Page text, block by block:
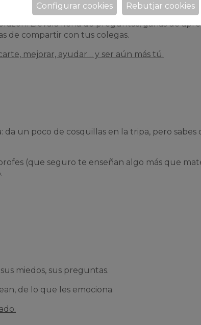
Llévala llena de preguntas, ganas de
de compartir con tus colegas.
mejorar, ayudar… y ser aún más tú.
un poco de cosquillas en la tripa, pero sabes
(que seguro te enseñan algo más que
miedos, sus preguntas.
de lo que les emociona.
Rebutjar cookies
Configurar cookies